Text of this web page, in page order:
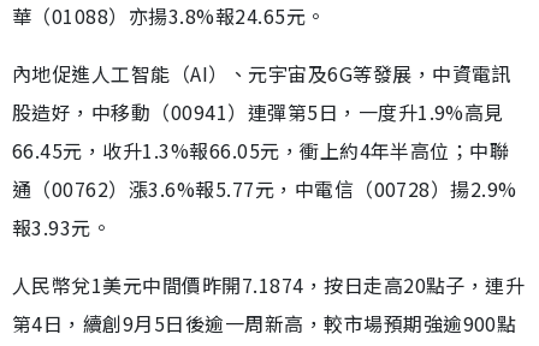
華（01088）亦揚3.8%報24.65元。
內地促進人工智能（AI）、元宇宙及6G等發展，中資電訊
股造好，中移動（00941）連彈第5日，一度升1.9%高見
66.45元，收升1.3%報66.05元，衝上約4年半高位；中聯
通（00762）漲3.6%報5.77元，中電信（00728）揚2.9%
報3.93元。
人民幣兌1美元中間價昨開7.1874，按日走高20點子，連升
第4日，續創9月5日後逾一周新高，較市場預期強逾900點